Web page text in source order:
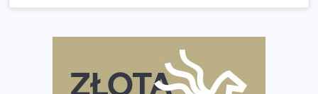
Rozbiegany Olsztyn szykuje się na weekend z
półmaratonem